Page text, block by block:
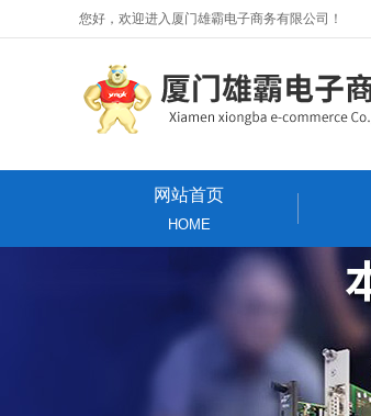
您好，欢迎进入厦门雄霸电子商务有限公司！
网站首页
HOME